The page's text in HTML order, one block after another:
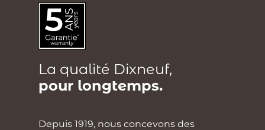
La qualité Dixneuf,
pour longtemps.
Depuis 1919, nous concevons des